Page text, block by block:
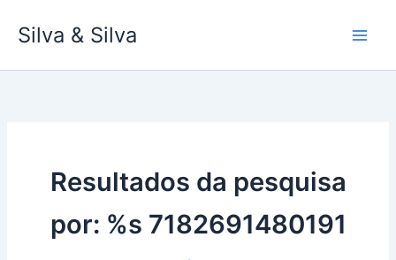
para
conteúdo
Silva & Silva
Resultados da pesquisa
por: %s 7182691480191